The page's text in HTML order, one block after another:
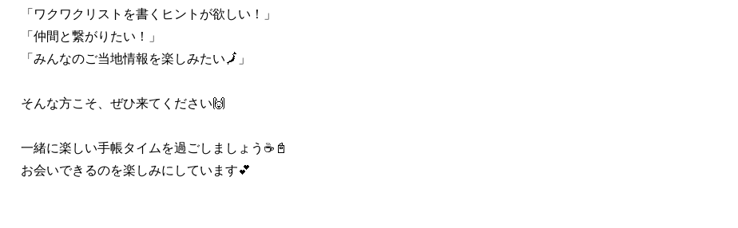
「ワクワクリストを書くヒントが欲しい！」
「仲間と繋がりたい！」
「みんなのご当地情報を楽しみたい🗾」
そんな方こそ、ぜひ来てください🙌
一緒に楽しい手帳タイムを過ごしましょう☕📓
お会いできるのを楽しみにしています💕